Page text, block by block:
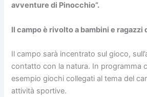
avventure di Pinocchio”.
Il campo è rivolto a bambini e ragazzi
Il campo sarà incentrato sul gioco,
contatto con la natura. In programma
esempio giochi collegati al tema del
attività sportive.